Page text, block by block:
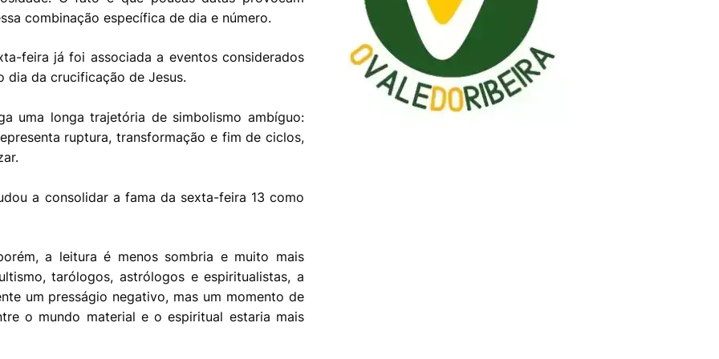
combinação específica de dia e número.
feira já foi associada a eventos considerados
dia da crucificação de Jesus.
uma longa trajetória de simbolismo ambíguo:
ruptura, transformação e fim de ciclos,
a consolidar a fama da sexta-feira 13 como
a leitura é menos sombria e muito mais
tarólogos, astrólogos e espiritualistas, a
um presságio negativo, mas um momento de
o mundo material e o espiritual estaria mais